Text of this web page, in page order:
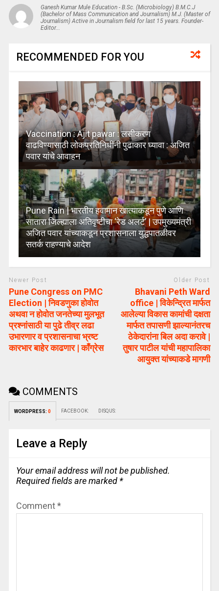
Ganesh Kumar Mule Education - B.Sc. (Microbiology) B.M.C.J
(Bachelor of Mass Communication and Journalism) M.J. (Master of
Journalism) Active in Journalism field for last 15 years. Founder-
Editor...
RECOMMENDED FOR YOU
Vaccination : Ajit pawar : लसीकरण
वाढविण्यासाठी लोकप्रतिनिधींनी पुढाकार घ्यावा : अजित
पवार यांचे आवाहन
Pune Rain | भारतीय हवामान खात्याकडून पुणे आणि
सातारा जिल्ह्याला अतिवृष्टीचा ‘रेड अलर्ट’ | उपमुख्यमंत्री
अजित पवार यांच्याकडून प्रशासनाला युद्धपातळीवर
सतर्क राहण्याचे आदेश
Newer Post
Pune Congress on PMC
Election | निवडणुका होवोत
अथवा न होवोत जनतेच्या मुलभूत
प्रश्नांसाठी या पुढे तीव्र लढा
उभारणार व प्रशासनाचा भ्रष्ट
कारभार बाहेर काढणार | काँग्रेस
Older Post
Bhavani Peth Ward
office | विकेन्द्रित मार्फत
आलेल्या विकास कामांची दक्षता
मार्फत तपासणी झाल्यानंतरच
ठेकेदारांना बिल अदा करावे |
तुषार पाटील यांची महापालिका
आयुक्त यांच्याकडे मागणी
COMMENTS
WORDPRESS: 0 FACEBOOK: DISQUS:
Leave a Reply
Your email address will not be published.
Required fields are marked *
Comment*